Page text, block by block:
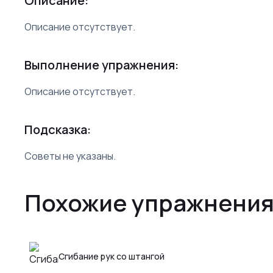
Описание отсутствует.
Выполнение упражнения:
Описание отсутствует.
Подсказка:
Советы не указаны.
Похожие
Сгибание рук со штангой